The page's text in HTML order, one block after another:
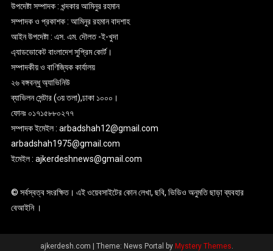
উপদেষ্টা সম্পাদক : খন্দকার আমিনুর রহমান
সম্পাদক ও প্রকাশক : আমিনুর রহমান বাদশাহ
আইন উপদেষ্টা : এস. এম. দৌলত -ই-খুদা
এ্যাডভোকেট বাংলাদেশ সুপ্রিম কোর্ট।
সম্পাদকীয় ও বাণিজ্যিক কার্যালয়
২৬ বঙ্গবন্ধু অ্যাভিনিউ
ব্যাভিলন সেন্টার (৩য় তলা),ঢাকা ১০০০।
ফোনঃ ০১৭১৫৮৮০২৭৭
সম্পাদক ইমেইল : arbadshah12@gmail.com
arbadshah1975@gmail.com
ইমেইল : ajkerdeshnews@gmail.com
© সর্বস্বত্ব সংরক্ষিত। এই ওয়েবসাইটের কোন লেখা, ছবি, ভিডিও অনুমতি ছাড়া ব্যবহার
বেআইনি ।
ajkerdesh.com Theme: News Portal by Mystery Themes.